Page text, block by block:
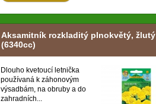
Aksamitník rozkladitý plnokvětý, žlutý
(6340cc)
Dlouho kvetoucí letnička
používaná k záhonovým
výsadbám, na obruby a do
zahradních...